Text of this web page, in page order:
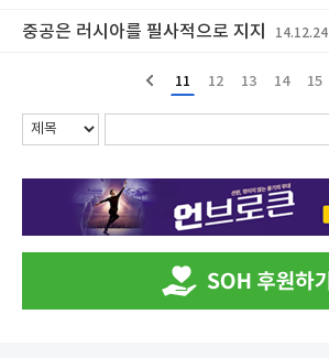
중공은 러시아를 필사적으로 지지 14.12.24
11 12 13 14 15